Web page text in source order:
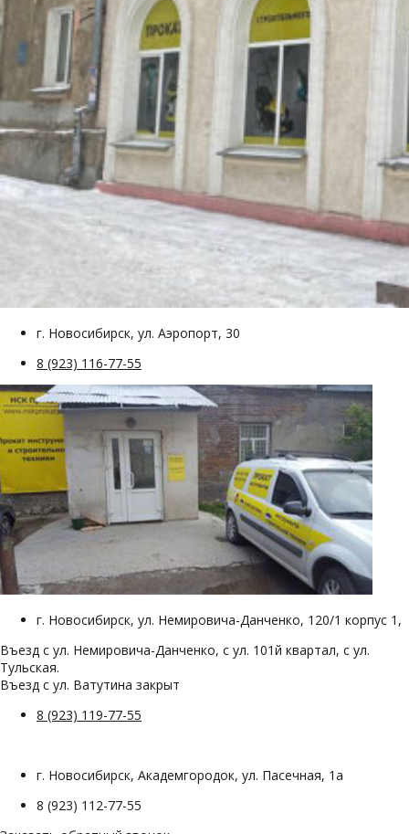
г. Новосибирск, ул. Аэропорт, 30
8 (923) 116-77-55
г. Новосибирск, ул. Немировича-Данченко, 120/1 корпус 1,
Въезд с ул. Немировича-Данченко, с ул. 101й квартал, с ул.
Тульская.
Въезд с ул. Ватутина закрыт
8 (923) 119-77-55
г. Новосибирск, Академгородок, ул. Пасечная, 1а
8 (923) 112-77-55